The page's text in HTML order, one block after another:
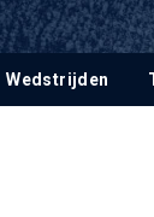
Wedstrijden